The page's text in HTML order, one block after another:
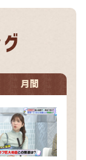
～
月間